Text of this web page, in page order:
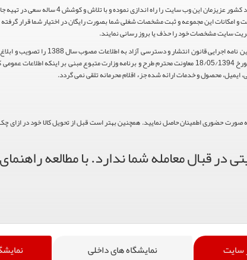
پرتال مشاغل ایران در جهت رشد فرهنگ بازاریابی و کمک به جامعه بازاریابی
امکانات این مجموعه و ثبت مشخصات شغلی شما بصورت رایگان در اختیار شما قرار
سایت مشخصات خود را حذف یا بروز رسانی نمایند.
هیئت محترم دولت طی مصوبه شماره 99517/ت49016 ه مورخ 01/09/
استناد مواد 5 و 9 آیین نامه اجرایی و همچنین با تکیه بر نامه شماره 111321/60 مورخ 18/05/1394 معاونت محترم طرح و برنامه وزارت متبوع
ایمیل، محصول و خدمات ارائه شده جزء اقلام محرمانه تلقی نمی گردد.
صورت حضوری اطمینان حاصل نمایید. همچنین بهتر است قبل از تحویل کالا خود در ازای
قبال معامله شما ندارد. با مطالعه
سایت نمایشگاه های داخلی